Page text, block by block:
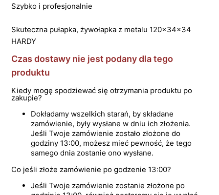
Szybko i profesjonalnie
Skuteczna pułapka, żywołapka z metalu 120x34x34
HARDY
Czas dostawy nie jest podany dla tego
produktu
Kiedy mogę spodziewać się otrzymania produktu po
zakupie?
Dokładamy wszelkich starań, by składane
zamówienie, były wysłane w dniu ich złożenia.
Jeśli Twoje zamówienie zostało złożone do
godziny 13:00, możesz mieć pewność, że tego
samego dnia zostanie ono wysłane.
Co jeśli złoże zamówienie po godzenie 13:00?
Jeśli Twoje zamówienie zostanie złożone po